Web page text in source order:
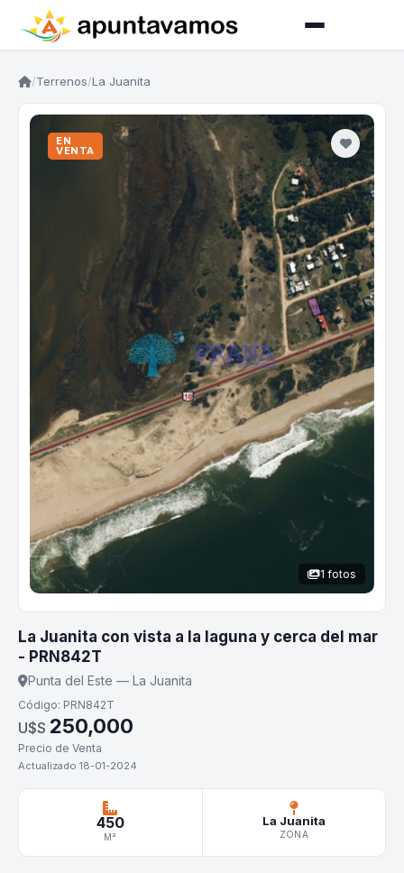
/Terrenos/La Juanita
EN
VENTA
1 fotos
La Juanita con vista a la laguna y cerca del mar
- PRN842T
Punta del Este — La Juanita
Código: PRN842T
U$S 250,000
Precio de Venta
Actualizado 18-01-2024
450
M²
La Juanita
ZONA